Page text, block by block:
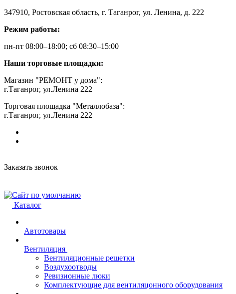
347910, Ростовская область, г. Таганрог, ул. Ленина, д. 222
Режим работы:
пн-пт 08:00–18:00; сб 08:30–15:00
Наши торговые площадки:
Магазин "РЕМОНТ у дома":
г.Таганрог, ул.Ленина 222
Торговая площадка "Металлобаза":
г.Таганрог, ул.Ленина 222
Заказать звонок
Каталог
Автотовары
Вентиляция
Вентиляционные решетки
Воздухоотводы
Ревизионные люки
Комплектующие для вентиляцонного оборудования